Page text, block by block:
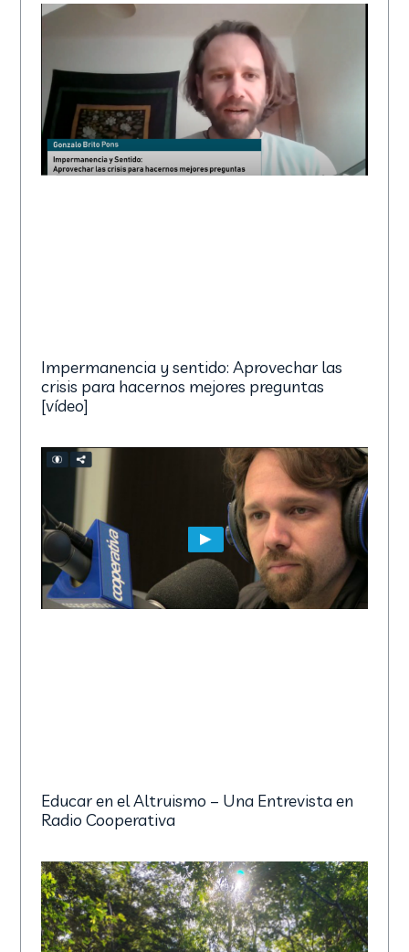
Impermanencia y sentido: Aprovechar las
crisis para hacernos mejores preguntas
[vídeo]
Educar en el Altruismo – Una Entrevista en
Radio Cooperativa